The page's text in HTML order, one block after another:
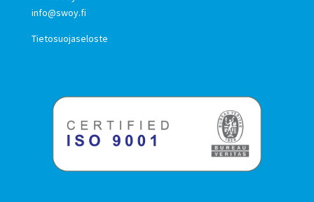
info@swoy.fi
Tietosuojaseloste